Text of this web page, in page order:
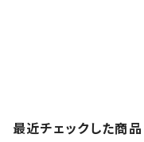
最近チェックした商品